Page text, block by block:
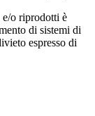
e/o riprodotti è
di sistemi di
espresso di